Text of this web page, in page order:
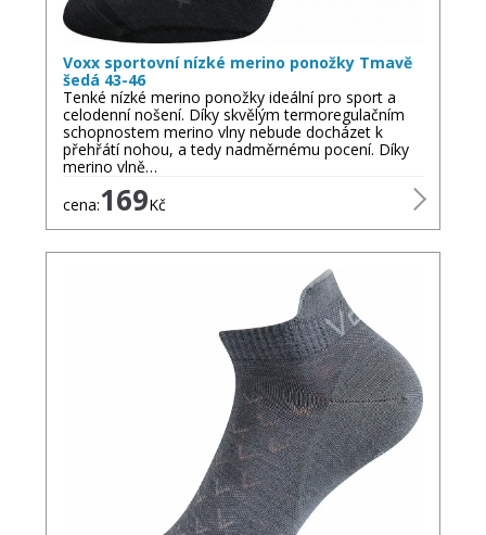
Voxx sportovní nízké merino ponožky Tmavě
šedá 43-46
Tenké nízké merino ponožky ideální pro sport a
celodenní nošení. Díky skvělým termoregulačním
schopnostem merino vlny nebude docházet k
přehřátí nohou, a tedy nadměrnému pocení. Díky
merino vlně…
cena:169Kč